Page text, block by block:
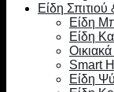
Είδη Σπιτιού
Είδη
Είδη
Smart
Είδη